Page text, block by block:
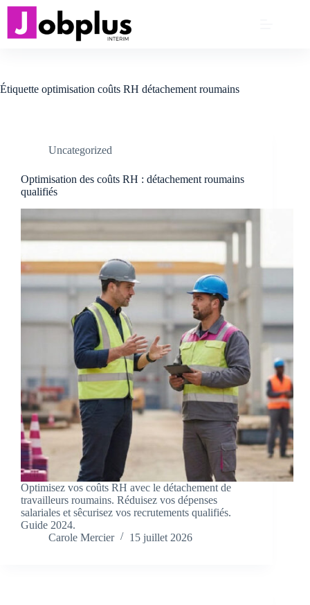
Passer
contenu
Étiquette optimisation coûts RH détachement roumains
Uncategorized
Optimisation des coûts RH : détachement roumains
qualifiés
Optimisez vos coûts RH avec le détachement de
travailleurs roumains. Réduisez vos dépenses
salariales et sêcurisez vos recrutements qualifiés.
Guide 2024.
Carole Mercier
15 juillet 2026